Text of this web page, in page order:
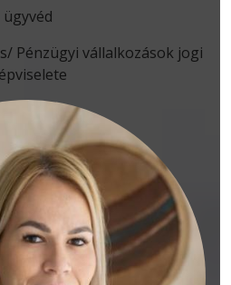
ügyvéd
Pénzügyi vállalkozások jogi